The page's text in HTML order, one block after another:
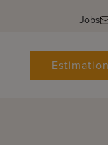
Jobs